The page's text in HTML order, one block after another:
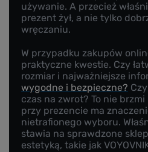
używanie. A przecież
prezent żył, a nie tylko
wręczaniu.
W przypadku zakupów
praktyczne kwestie. Czy
rozmiar i najważniejsze
wygodne i bezpieczne?
czas na zwrot? To nie
przy prezencie ma
nietrafionego wyboru.
stawia na sprawdzone
estetyką, takie jak